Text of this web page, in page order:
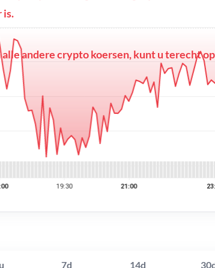
is.
andere crypto koersen, kunt u terecht
7d 14d